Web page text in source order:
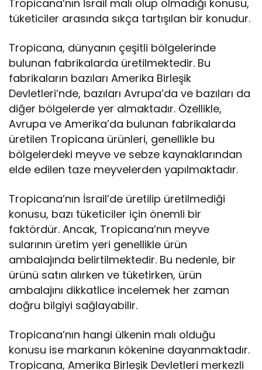
Tropicana’nın İsrail malı olup olmadığı konusu,
tüketiciler arasında sıkça tartışılan bir konudur.
Tropicana, dünyanın çeşitli bölgelerinde
bulunan fabrikalarda üretilmektedir. Bu
fabrikaların bazıları Amerika Birleşik
Devletleri’nde, bazıları Avrupa’da ve bazıları da
diğer bölgelerde yer almaktadır. Özellikle,
Avrupa ve Amerika’da bulunan fabrikalarda
üretilen Tropicana ürünleri, genellikle bu
bölgelerdeki meyve ve sebze kaynaklarından
elde edilen taze meyvelerden yapılmaktadır.
Tropicana’nın İsrail’de üretilip üretilmediği
konusu, bazı tüketiciler için önemli bir
faktördür. Ancak, Tropicana’nın meyve
sularının üretim yeri genellikle ürün
ambalajında belirtilmektedir. Bu nedenle, bir
ürünü satın alırken ve tüketirken, ürün
ambalajını dikkatlice incelemek her zaman
doğru bilgiyi sağlayabilir.
Tropicana’nın hangi ülkenin malı olduğu
konusu ise markanın kökenine dayanmaktadır.
Tropicana, Amerika Birleşik Devletleri merkezli